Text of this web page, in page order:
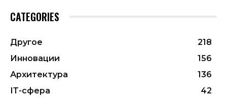
CATEGORIES
Другое
218
Инновации
156
Архитектура
136
ІТ-сфера
42